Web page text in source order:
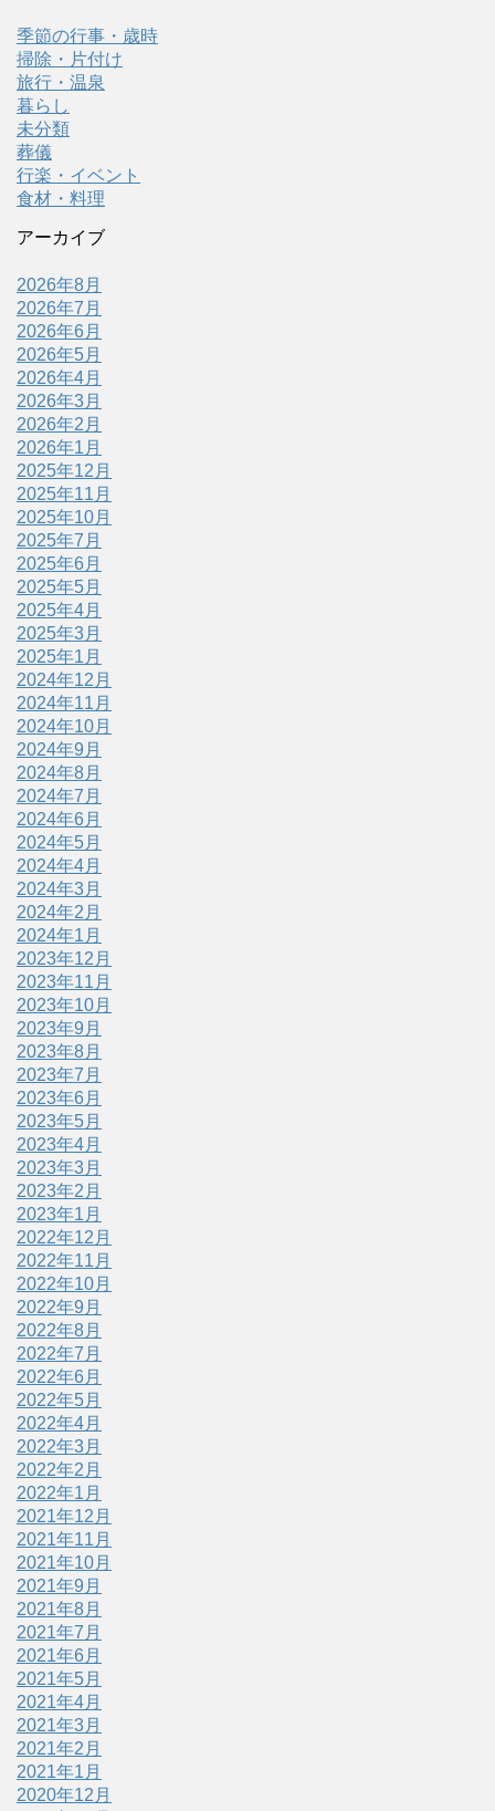
季節の行事・歳時
掃除・片付け
旅行・温泉
暮らし
未分類
葬儀
行楽・イベント
食材・料理
アーカイブ
2026年8月
2026年7月
2026年6月
2026年5月
2026年4月
2026年3月
2026年2月
2026年1月
2025年12月
2025年11月
2025年10月
2025年7月
2025年6月
2025年5月
2025年4月
2025年3月
2025年1月
2024年12月
2024年11月
2024年10月
2024年9月
2024年8月
2024年7月
2024年6月
2024年5月
2024年4月
2024年3月
2024年2月
2024年1月
2023年12月
2023年11月
2023年10月
2023年9月
2023年8月
2023年7月
2023年6月
2023年5月
2023年4月
2023年3月
2023年2月
2023年1月
2022年12月
2022年11月
2022年10月
2022年9月
2022年8月
2022年7月
2022年6月
2022年5月
2022年4月
2022年3月
2022年2月
2022年1月
2021年12月
2021年11月
2021年10月
2021年9月
2021年8月
2021年7月
2021年6月
2021年5月
2021年4月
2021年3月
2021年2月
2021年1月
2020年12月